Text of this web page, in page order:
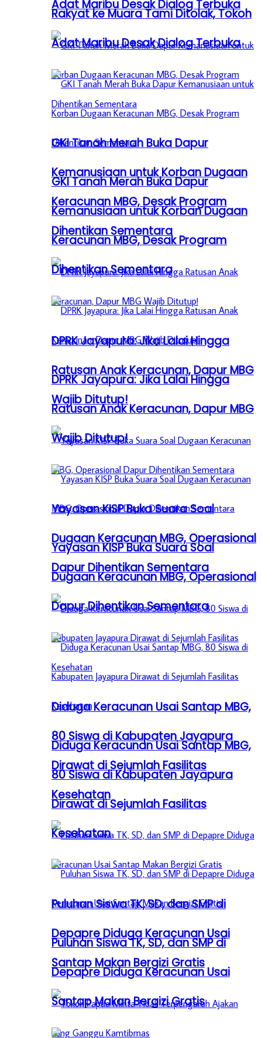
Adat Maribu Desak Dialog Terbuka
GKI Tanah Merah Buka Dapur
Kemanusiaan untuk Korban Dugaan
Keracunan MBG, Desak Program
Dihentikan Sementara
DPRK Jayapura: Jika Lalai Hingga
Ratusan Anak Keracunan, Dapur MBG
Wajib Ditutup!
Yayasan KISP Buka Suara Soal
Dugaan Keracunan MBG, Operasional
Dapur Dihentikan Sementara
Diduga Keracunan Usai Santap MBG,
80 Siswa di Kabupaten Jayapura
Dirawat di Sejumlah Fasilitas
Kesehatan
Puluhan Siswa TK, SD, dan SMP di
Depapre Diduga Keracunan Usai
Santap Makan Bergizi Gratis
Rakyat ke Muara Tami Ditolak, Tokoh
Adat Maribu Desak Dialog Terbuka
GKI Tanah Merah Buka Dapur
Kemanusiaan untuk Korban Dugaan
Keracunan MBG, Desak Program
Dihentikan Sementara
DPRK Jayapura: Jika Lalai Hingga
Ratusan Anak Keracunan, Dapur MBG
Wajib Ditutup!
Yayasan KISP Buka Suara Soal
Dugaan Keracunan MBG, Operasional
Dapur Dihentikan Sementara
Diduga Keracunan Usai Santap MBG,
80 Siswa di Kabupaten Jayapura
Dirawat di Sejumlah Fasilitas
Kesehatan
Puluhan Siswa TK, SD, dan SMP di
Depapre Diduga Keracunan Usai
Santap Makan Bergizi Gratis